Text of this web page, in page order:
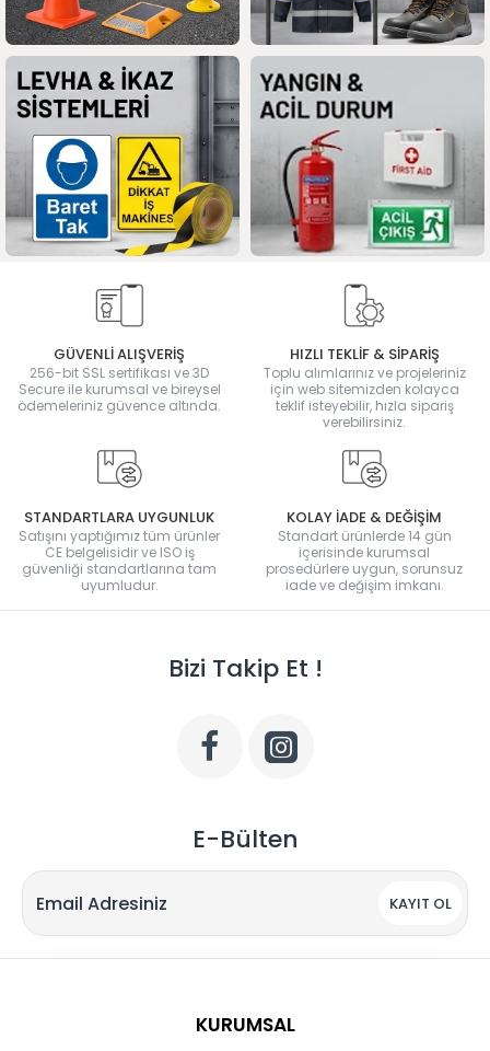
GÜVENLİ ALIŞVERİŞ
256-bit SSL sertifikası ve 3D
Secure ile kurumsal ve bireysel
ödemeleriniz güvence altında.
HIZLI TEKLİF & SİPARİŞ
Toplu alımlarınız ve projeleriniz
için web sitemizden kolayca
teklif isteyebilir, hızla sipariş
verebilirsiniz.
STANDARTLARA UYGUNLUK
Satışını yaptığımız tüm ürünler
CE belgelisidir ve ISO iş
güvenliği standartlarına tam
uyumludur.
KOLAY İADE & DEĞİŞİM
Standart ürünlerde 14 gün
içerisinde kurumsal
prosedürlere uygun, sorunsuz
iade ve değişim imkanı.
Bizi Takip Et !
E-Bülten
KAYIT OL
KURUMSAL